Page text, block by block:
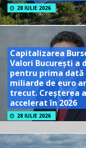
28 IULIE 2026
Capitalizarea
Valori București a
pentru prima dată
miliarde de euro
trecut. Creșterea a
accelerat în 2026
28 IULIE 2026